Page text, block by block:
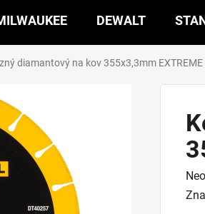
DEWALT
diamantový na kov 355x3,3mm EXTREME